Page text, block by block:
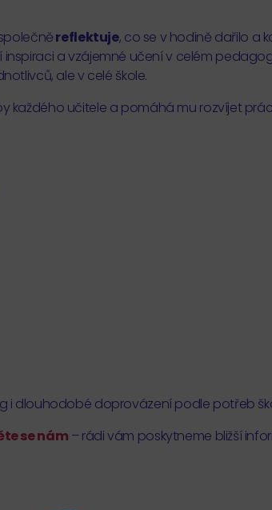
reflektuje, co se v hodině dařilo a
a vzájemné učení v celém
ale v celé škole.
každého učitele a pomáhá mu rozvíjet
i dlouhodobé doprovázení podle potřeb
se nám – rádi vám poskytneme bližší